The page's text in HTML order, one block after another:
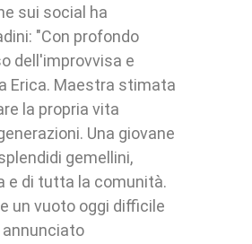
sui social ha
"Con profondo
dell'improvvisa e
Erica. Maestra stimata
la propria vita
Una giovane
gemellini,
e di tutta la comunità.
un vuoto oggi difficile
annunciato